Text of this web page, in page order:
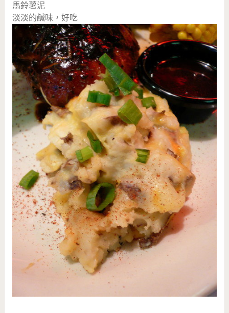
馬鈴薯泥
淡淡的鹹味，好吃